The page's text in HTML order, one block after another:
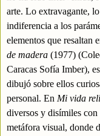
arte. Lo extravagante,
indiferencia a los
elementos que resaltan
de madera (1977)
Caracas Sofía Imber),
dibujó sobre ellos
personal. En Mi vida
diversos y disímiles con
metáfora visual, donde